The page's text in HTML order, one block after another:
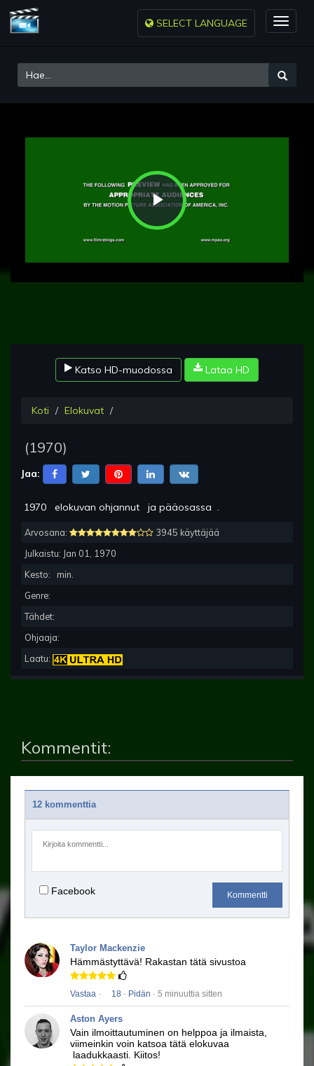
Toggle
SELECT LANGUAGE
Play
Video
Katso HD-muodossa Lataa HD
Koti Elokuvat
(1970)
Jaa:
1970 elokuvan ohjannut ja pääosassa .
Arvosana:
3945 käyttäjää
Julkaistu: Jan 01, 1970
Kesto:
min.
Genre:
Tähdet:
Ohjaaja:
Laatu:
Kommentit:
12 kommenttia
Facebook Kommentti
Taylor Mackenzie
Hämmästyttävä! Rakastan tätä sivustoa
Vastaa · 18 · Pidän · 5 minuuttia sitten
Aston Ayers
Vain ilmoittautuminen on helppoa ja ilmaista,
viimeinkin voin katsoa tätä elokuvaa
laadukkaasti. Kiitos!